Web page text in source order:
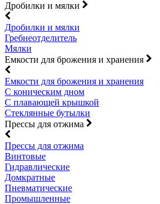
Дробилки и мялки
Дробилки и мялки
Гребнеотделитель
Мялки
Емкости для брожения и хранения
Емкости для брожения и хранения
С коническим дном
С плавающей крышкой
Стеклянные бутылки
Прессы для отжима
Прессы для отжима
Винтовые
Гидравлические
Домкратные
Пневматические
Промышленные